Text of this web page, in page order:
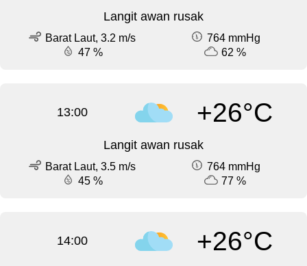
Langit awan rusak
Barat Laut, 3.2 m/s
764 mmHg
47 %
62 %
13:00 +26°C
Langit awan rusak
Barat Laut, 3.5 m/s
764 mmHg
45 %
77 %
14:00 +26°C